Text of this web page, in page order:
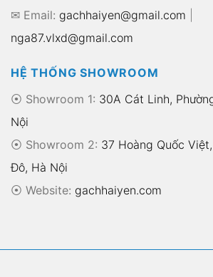
✉ Email: gachhaiyen@gmail.com
nga87.vlxd@gmail.com
HỆ THỐNG SHOWROOM
⦿ Showroom 1: 30A Cát Linh,
Nội
⦿ Showroom 2: 37 Hoàng Quốc
Đô, Hà Nội
⦿ Website: gachhaiyen.com